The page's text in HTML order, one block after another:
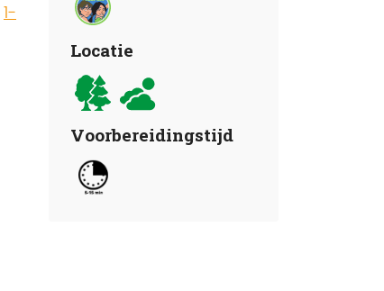
1-
Locatie
Voorbereidingstijd